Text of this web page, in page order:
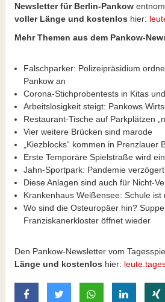
Newsletter für Berlin-Pankow
voller Länge und kostenlos hier:
Mehr Themen aus dem Pankow-
Falschparker: Polizeipräsidium
Pankow an
Corona-Stichprobentests in Kitas
Arbeitslosigkeit steigt: Pankows
Restaurant-Tische auf Parkplätzen
Vier weitere Brücken sind marode
„Kiezblocks“ kommen in Prenzlauer
Erste Temporäre Spielstraße wird
Jahn-Sportpark: Pandemie
Diese Anlagen sind auch für Nicht-
Krankenhaus Weißensee: Schule ist
Wo sind die Osteuropäer hin?
Franziskanerkloster öffnet wieder
Den Pankow-Newsletter vom
Länge und kostenlos hier:
auf Facebook teilen
auf Twitter teilen
mit Whatsapp
auf